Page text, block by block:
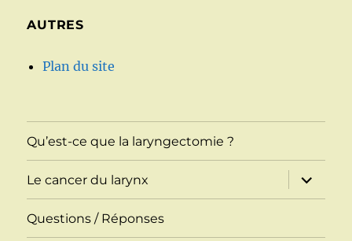
AUTRES
Plan du site
Qu’est-ce que la laryngectomie ?
Le cancer du larynx
ouvrir
le
sous-
Questions / Réponses